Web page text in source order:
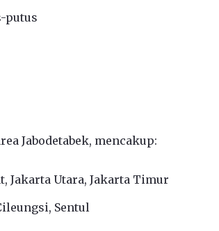
putus
Jabodetabek, mencakup:
Jakarta Utara, Jakarta Timur
Sentul